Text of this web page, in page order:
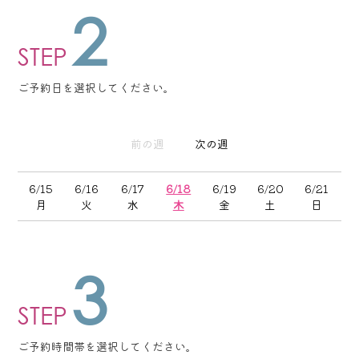
STEP 2
ご予約日を選択してください。
前の週 次の週
6/15
月
6/16
火
6/17
水
6/18
木
6/19
金
6/20
土
6/21
日
STEP 3
ご予約時間帯を選択してください。